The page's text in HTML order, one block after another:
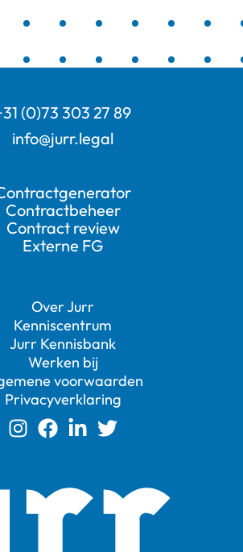
(0)73 303 27 89
info@jurr.legal
Contractbeheer
Contract review
Externe FG
Over Jurr
Kenniscentrum
Jurr Kennisbank
Werken bij
voorwaarden
Privacyverklaring